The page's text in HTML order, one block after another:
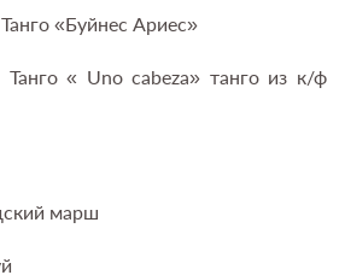
«Буйнес Ариес»
« Uno cabeza» танго из к/ф
марш